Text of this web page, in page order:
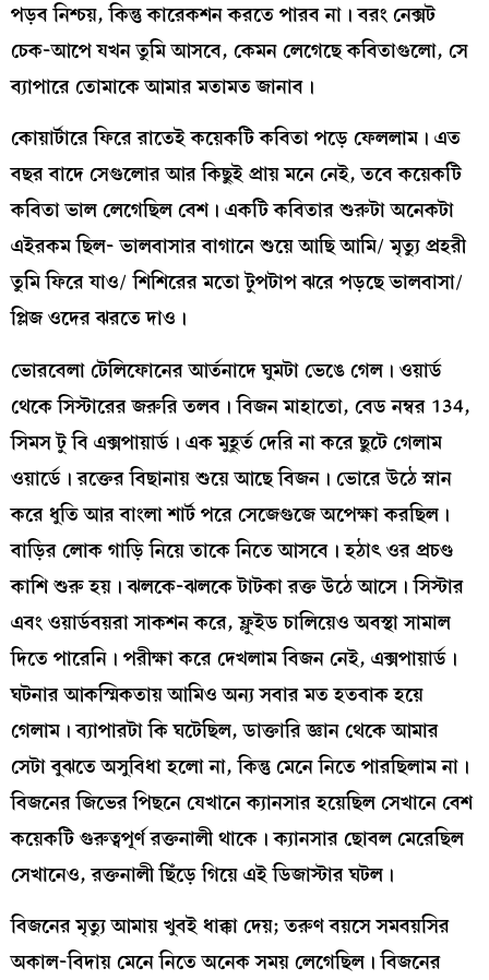
পড়ব নিশ্চয়, কিন্তু কারেকশন করতে পারব না। বরং নেক্সট
চেক-আপে যখন তুমি আসবে, কেমন লেগেছে কবিতাগুলো, সে
ব্যাপারে তোমাকে আমার মতামত জানাব।
কোয়ার্টারে ফিরে রাতেই কয়েকটি কবিতা পড়ে ফেললাম। এত
বছর বাদে সেগুলোর আর কিছুই প্রায় মনে নেই, তবে কয়েকটি
কবিতা ভাল লেগেছিল বেশ। একটি কবিতার শুরুটা অনেকটা
এইরকম ছিল- ভালবাসার বাগানে শুয়ে আছি আমি/ মৃত্যু প্রহরী
তুমি ফিরে যাও/ শিশিরের মতো টুপটাপ ঝরে পড়ছে ভালবাসা/
প্লিজ ওদের ঝরতে দাও।
ভোরবেলা টেলিফোনের আর্তনাদে ঘুমটা ভেঙে গেল। ওয়ার্ড
থেকে সিস্টারের জরুরি তলব। বিজন মাহাতো, বেড নম্বর 134,
সিমস টু বি এক্সপায়ার্ড। এক মুহূর্ত দেরি না করে ছুটে গেলাম
ওয়ার্ডে। রক্তের বিছানায় শুয়ে আছে বিজন। ভোরে উঠে স্নান
করে ধুতি আর বাংলা শার্ট পরে সেজেগুজে অপেক্ষা করছিল।
বাড়ির লোক গাড়ি নিয়ে তাকে নিতে আসবে। হঠাৎ ওর প্রচণ্ড
কাশি শুরু হয়। ঝলকে-ঝলকে টাটকা রক্ত উঠে আসে। সিস্টার
এবং ওয়ার্ডবয়রা সাকশন করে, ফ্লুইড চালিয়েও অবস্থা সামাল
দিতে পারেনি। পরীক্ষা করে দেখলাম বিজন নেই, এক্সপায়ার্ড।
ঘটনার আকস্মিকতায় আমিও অন্য সবার মত হতবাক হয়ে
গেলাম। ব্যাপারটা কি ঘটেছিল, ডাক্তারি জ্ঞান থেকে আমার
সেটা বুঝতে অসুবিধা হলো না, কিন্তু মেনে নিতে পারছিলাম না।
বিজনের জিভের পিছনে যেখানে ক্যানসার হয়েছিল সেখানে বেশ
কয়েকটি গুরুত্বপূর্ণ রক্তনালী থাকে। ক্যানসার ছোবল মেরেছিল
সেখানেও, রক্তনালী ছিঁড়ে গিয়ে এই ডিজাস্টার ঘটল।
বিজনের মৃত্যু আমায় খুবই ধাক্কা দেয়; তরুণ বয়সে সমবয়সির
অকাল-বিদায় মেনে নিতে অনেক সময় লেগেছিল। বিজনের